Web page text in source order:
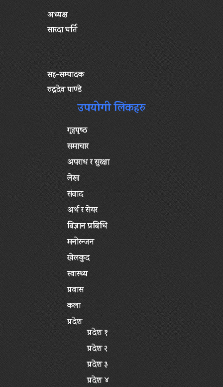
अध्यक्ष
सारदा घर्ति
सह-सम्पादक
रुद्रदेव पाण्डे
उपयोगी लिंकहरु
गृहपृष्‍ठ
समाचार
अपराध र सुरक्षा
लेख
संवाद
अर्थ र सेयर
बिज्ञान प्रबिधि
मनोरन्जन
खेलकुद
स्वास्थ्य
प्रवास
कला
प्रदेश
प्रदेश १
प्रदेश २
प्रदेश ३
प्रदेश ४